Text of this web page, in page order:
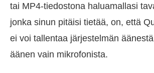
tai MP4-tiedostona haluamallasi
jonka sinun pitäisi tietää, on, että
ei voi tallentaa järjestelmän
äänen vain mikrofonista.